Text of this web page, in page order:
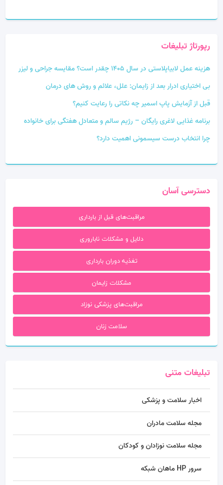
رپورتاژ تبلیغات
هزینه عمل لابیاپلاستی در سال 1405 چقدر است؟ مقایسه جراحی و لیزر
بی‌ اختیاری ادرار بعد از زایمان: علل، علائم و روش‌ های درمان
قبل از آزمایش پاپ اسمیر چه نکاتی را رعایت کنیم؟
برنامه غذایی لاغری رایگان – رژیم سالم و متعادل هفتگی برای خانواده
چرا انتخاب درست سیسمونی اهمیت دارد؟
دسترسی آسان
مراقبت‌های قبل از بارداری
دلایل و مشکلات ناباروری
تغذیه دوران بارداری
مشکلات زایمان
مراقبت‌های پزشکی نوزاد
سلامت زنان
تبلیغات متنی
اخبار سلامت و پزشکی
مجله سلامت مادران
مجله سلامت نوزادان و کودکان
سرور HP ماهان شبکه